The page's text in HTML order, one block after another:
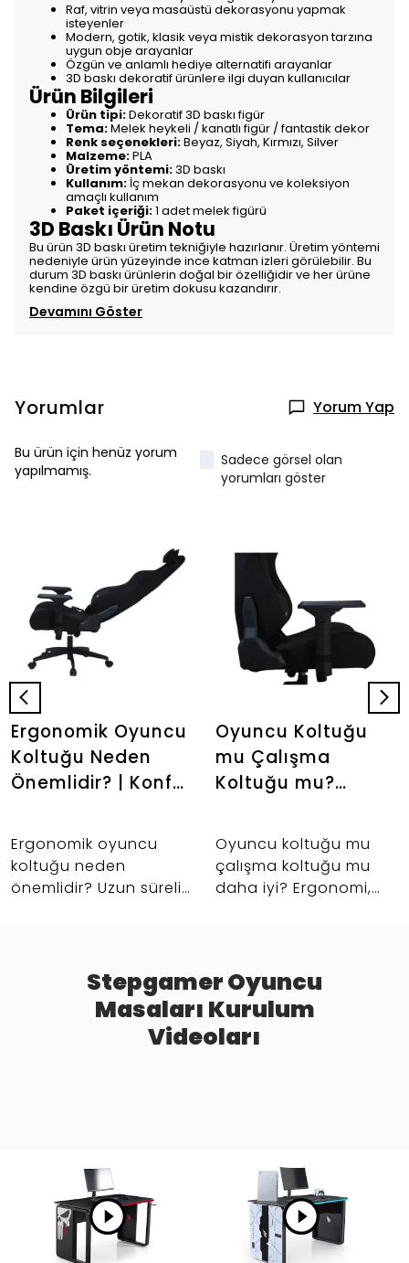
Raf, vitrin veya masaüstü dekorasyonu yapmak
isteyenler
Modern, gotik, klasik veya mistik dekorasyon tarzına
uygun obje arayanlar
Özgün ve anlamlı hediye alternatifi arayanlar
3D baskı dekoratif ürünlere ilgi duyan kullanıcılar
Ürün Bilgileri
Ürün tipi:Dekoratif 3D baskı figür
Tema:Melek heykeli / kanatlı figür / fantastik dekor
Renk seçenekleri:Beyaz, Siyah, Kırmızı, Silver
Malzeme:PLA
Üretim yöntemi:3D baskı
Kullanım: İç mekan dekorasyonu ve koleksiyon
amaçlı kullanım
Paket içeriği:1 adet melek figürü
3D Baskı Ürün Notu
Bu ürün 3D baskı üretim tekniğiyle hazırlanır. Üretim yöntemi
nedeniyle ürün yüzeyinde ince katman izleri görülebilir. Bu
durum 3D baskı ürünlerin doğal bir özelliğidir ve her ürüne
kendine özgü bir üretim dokusu kazandırır.
Devamını Göster
Yorumlar Yorum Yap
Bu ürün için henüz yorum
yapılmamış.
Sadece görsel olan
yorumları göster
Ergonomik Oyuncu
Koltuğu Neden
Önemlidir? | Konfor
Stepgamer
Ergonomik oyuncu
koltuğu neden
önemlidir? Uzun süreli
verimli setup için
rehberi inceleyin.
Oyuncu Koltuğu
mu Çalışma
Koltuğu mu?
Mantıklı? |
Stepgamer
Oyuncu koltuğu mu
çalışma koltuğu mu
daha iyi? Ergonomi,
koltuk seçimi rehberi.
Stepgamer Oyuncu
Masaları Kurulum
Videoları